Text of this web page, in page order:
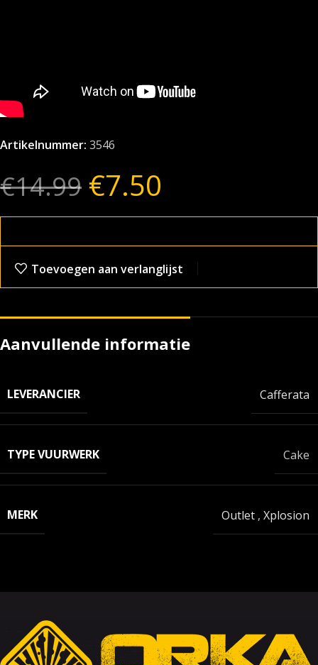
Artikelnummer: 3546
€14.99 €7.50
Toevoegen aan verlanglijst
Aanvullende informatie
LEVERANCIER Cafferata
TYPE VUURWERK Cake
MERK Outlet , Xplosion